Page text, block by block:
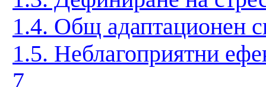
1.4. Общ адаптационен
1.5. Неблагоприятни
7